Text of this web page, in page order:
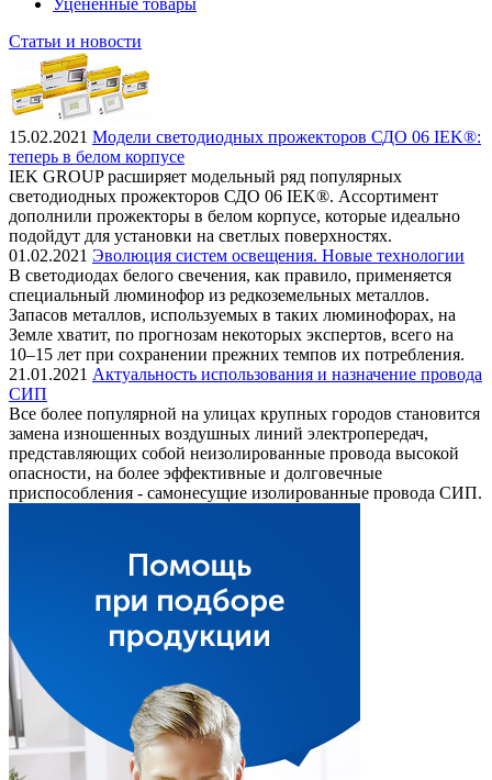
Уцененные товары
Статьи и новости
15.02.2021 Модели светодиодных прожекторов СДО 06 IEK®:
теперь в белом корпусе
IEK GROUP расширяет модельный ряд популярных
светодиодных прожекторов СДО 06 IEK®. Ассортимент
дополнили прожекторы в белом корпусе, которые идеально
подойдут для установки на светлых поверхностях.
01.02.2021 Эволюция систем освещения. Новые технологии
В светодиодах белого свечения, как правило, применяется
специальный люминофор из редкоземельных металлов.
Запасов металлов, используемых в таких люминофорах, на
Земле хватит, по прогнозам некоторых экспертов, всего на
10–15 лет при сохранении прежних темпов их потребления.
21.01.2021 Актуальность использования и назначение провода
СИП
Все более популярной на улицах крупных городов становится
замена изношенных воздушных линий электропередач,
представляющих собой неизолированные провода высокой
опасности, на более эффективные и долговечные
приспособления - самонесущие изолированные провода СИП.